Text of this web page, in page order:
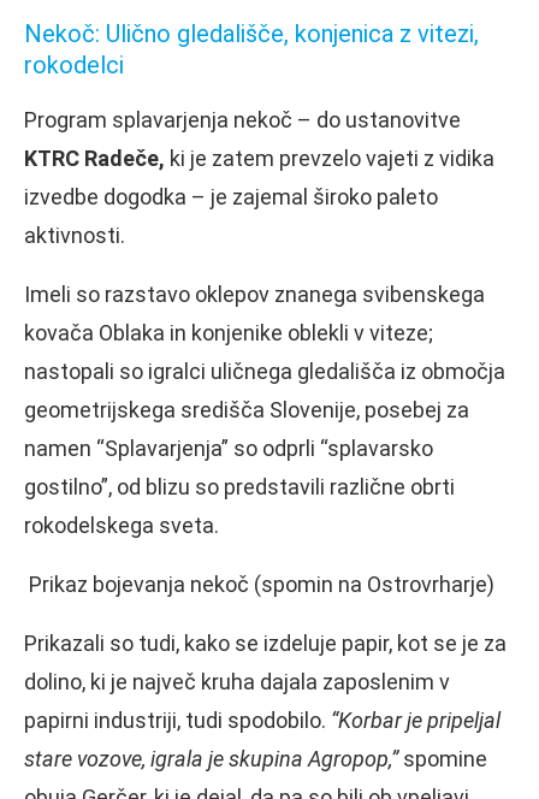
Nekoč: Ulično gledališče, konjenica z vitezi,
rokodelci
Program splavarjenja nekoč – do ustanovitve
KTRC Radeče, ki je zatem prevzelo vajeti z vidika
izvedbe dogodka – je zajemal široko paleto
aktivnosti.
Imeli so razstavo oklepov znanega svibenskega
kovača Oblaka in konjenike oblekli v viteze;
nastopali so igralci uličnega gledališča iz območja
geometrijskega središča Slovenije, posebej za
namen “Splavarjenja” so odprli “splavarsko
gostilno”, od blizu so predstavili različne obrti
rokodelskega sveta.
Prikaz bojevanja nekoč (spomin na Ostrovrharje)
Prikazali so tudi, kako se izdeluje papir, kot se je za
dolino, ki je največ kruha dajala zaposlenim v
papirni industriji, tudi spodobilo. “Korbar je pripeljal
stare vozove, igrala je skupina Agropop,”spomine